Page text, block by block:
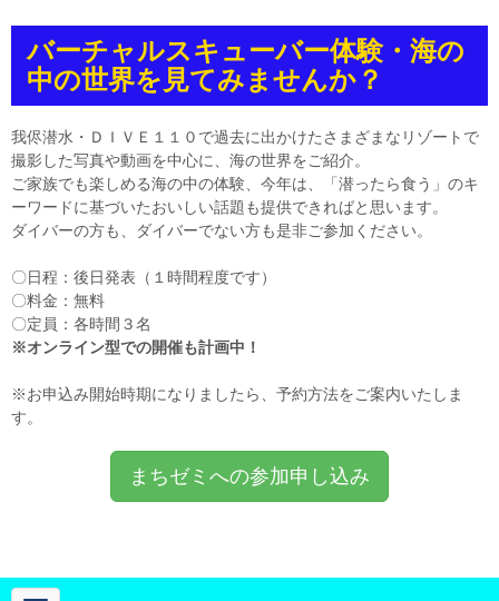
バーチャルスキューバー体験・海の
中の世界を見てみませんか？
我侭潜水・ＤＩＶＥ１１０で過去に出かけたさまざまなリゾートで
撮影した写真や動画を中心に、海の世界をご紹介。
ご家族でも楽しめる海の中の体験、今年は、「潜ったら食う」のキ
ーワードに基づいたおいしい話題も提供できればと思います。
ダイバーの方も、ダイバーでない方も是非ご参加ください。
〇日程：後日発表（１時間程度です）
〇料金：無料
〇定員：各時間３名
※オンライン型での開催も計画中！
※お申込み開始時期になりましたら、予約方法をご案内いたしま
す。
まちゼミへの参加申し込み